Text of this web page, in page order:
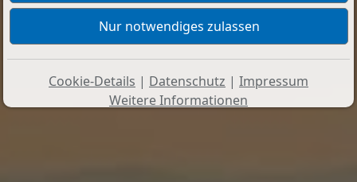
Cookie-Details | Datenschutz | Impressum
Weitere Informationen